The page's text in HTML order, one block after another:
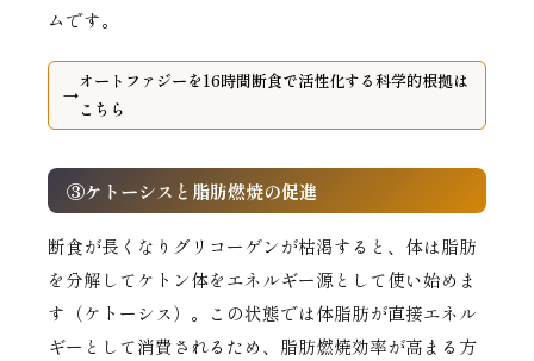
ムです。
オートファジーを16時間断食で活性化する科学的根拠は
こちら
③ケトーシスと脂肪燃焼の促進
断食が長くなりグリコーゲンが枯渇すると、体は脂肪
を分解してケトン体をエネルギー源として使い始めま
す（ケトーシス）。この状態では体脂肪が直接エネル
ギーとして消費されるため、脂肪燃焼効率が高まる方